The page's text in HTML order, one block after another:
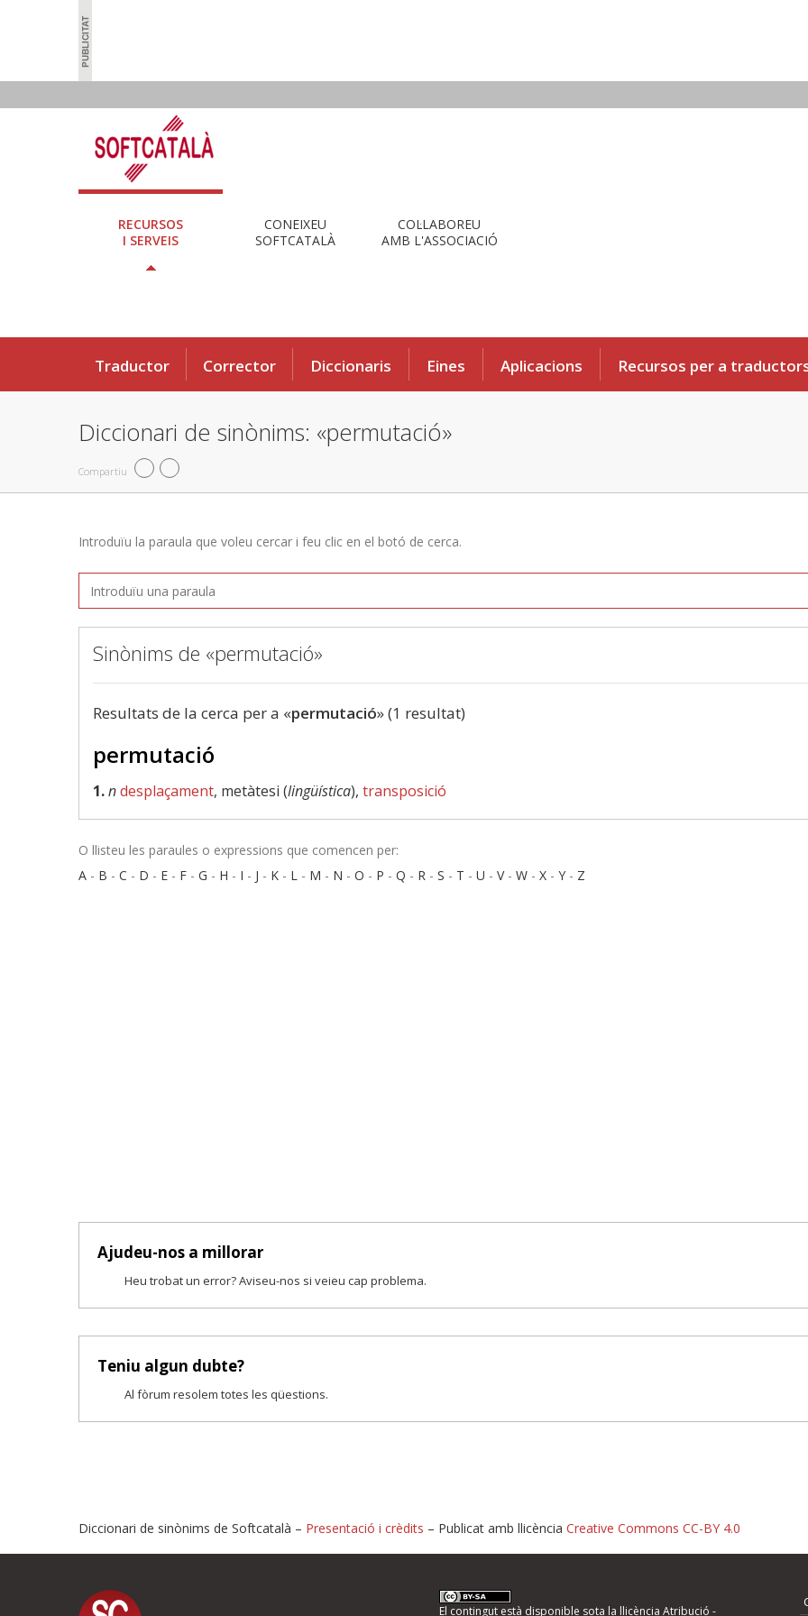
RECURSOS
I SERVEIS
CONEIXEU
SOFTCATALÀ
COL·LABOREU
AMB L'ASSOCIACIÓ
Traductor Corrector Diccionaris Eines Aplicacions Recursos per a
Diccionari de sinònims: «permutació»
Compartiu
Introduïu la paraula que voleu cercar i feu clic en el botó de cerca.
Sinònims de «permutació»
Resultats de la cerca per a «permutació» (1 resultat)
permutació
1.ndesplaçament, metàtesi (lingüística), transposició
O llisteu les paraules o expressions que comencen per:
A - B - C - D - E - F - G - H - I - J - K - L - M - N - O - P - Q - R - S - T - U - V- W - X - Y - Z
Ajudeu-nos a millorar
Heu trobat un error? Aviseu-nos si veieu cap problema.
Teniu algun dubte?
Al fòrum resolem totes les qüestions.
Proposeu-nos millores o informeu d'errors
Diccionari de sinònims de Softcatalà – Presentació i crèdits – Publicat amb llicència Creative Commons CC-BY 4.0
El contingut està disponible sota la llicència Atribució -